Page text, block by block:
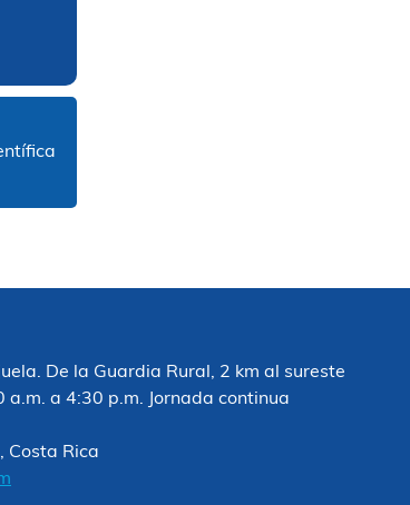
De la Guardia Rural, 2 km al sureste
a.m. a 4:30 p.m. Jornada continua
Costa Rica